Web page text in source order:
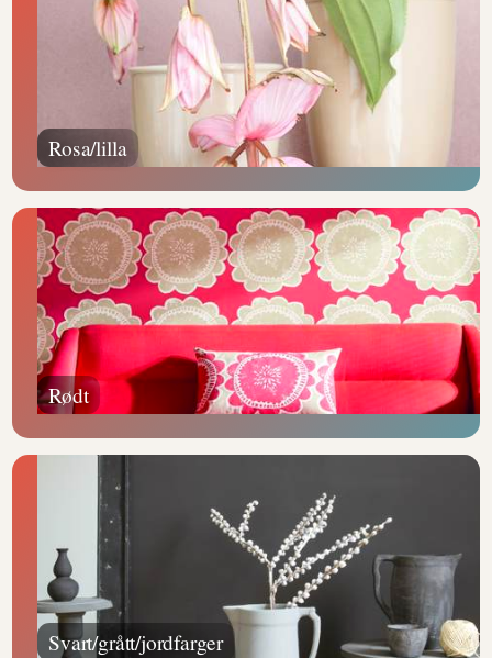
Rosa/lilla
Rødt
Svart/grått/jordfarger